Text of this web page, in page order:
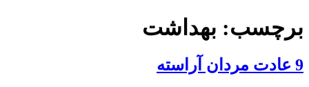
برچسب: بهداشت
9 عادت مردان آراسته